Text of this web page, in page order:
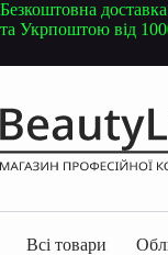
Перейти
до
Безкоштовна
та Укрпоштою від
Всі товари